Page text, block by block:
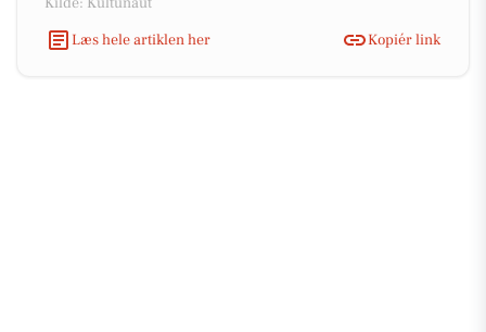
Læs hele artiklen her
Kopiér link